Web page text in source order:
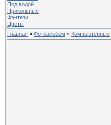
Под водой
Прикольные
Фэнтези
Цветы
Главная » Фотоальбом » Компьютерные